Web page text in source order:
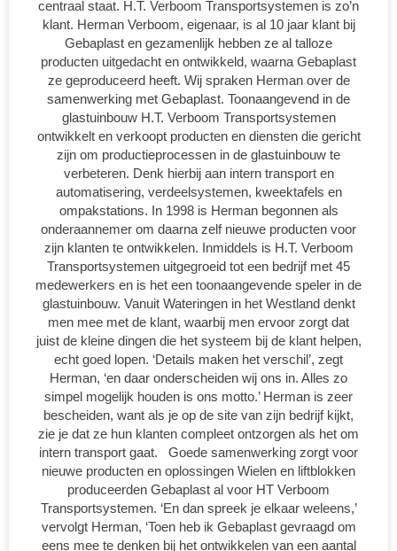
centraal staat. H.T. Verboom Transportsystemen is zo’n
klant. Herman Verboom, eigenaar, is al 10 jaar klant bij
Gebaplast en gezamenlijk hebben ze al talloze
producten uitgedacht en ontwikkeld, waarna Gebaplast
ze geproduceerd heeft. Wij spraken Herman over de
samenwerking met Gebaplast. Toonaangevend in de
glastuinbouw H.T. Verboom Transportsystemen
ontwikkelt en verkoopt producten en diensten die gericht
zijn om productieprocessen in de glastuinbouw te
verbeteren. Denk hierbij aan intern transport en
automatisering, verdeelsystemen, kweektafels en
ompakstations. In 1998 is Herman begonnen als
onderaannemer om daarna zelf nieuwe producten voor
zijn klanten te ontwikkelen. Inmiddels is H.T. Verboom
Transportsystemen uitgegroeid tot een bedrijf met 45
medewerkers en is het een toonaangevende speler in de
glastuinbouw. Vanuit Wateringen in het Westland denkt
men mee met de klant, waarbij men ervoor zorgt dat
juist de kleine dingen die het systeem bij de klant helpen,
echt goed lopen. ‘Details maken het verschil’, zegt
Herman, ‘en daar onderscheiden wij ons in. Alles zo
simpel mogelijk houden is ons motto.’ Herman is zeer
bescheiden, want als je op de site van zijn bedrijf kijkt,
zie je dat ze hun klanten compleet ontzorgen als het om
intern transport gaat. Goede samenwerking zorgt voor
nieuwe producten en oplossingen Wielen en liftblokken
produceerden Gebaplast al voor HT Verboom
Transportsystemen. ‘En dan spreek je elkaar weleens,’
vervolgt Herman, ‘Toen heb ik Gebaplast gevraagd om
eens mee te denken bij het ontwikkelen van een aantal